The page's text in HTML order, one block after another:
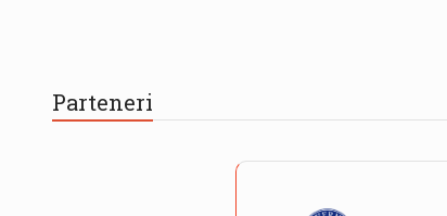
Parteneri